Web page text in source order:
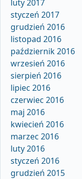
luty 2017
styczeń 2017
grudzień 2016
listopad 2016
październik 2016
wrzesień 2016
sierpień 2016
lipiec 2016
czerwiec 2016
maj 2016
kwiecień 2016
marzec 2016
luty 2016
styczeń 2016
grudzień 2015